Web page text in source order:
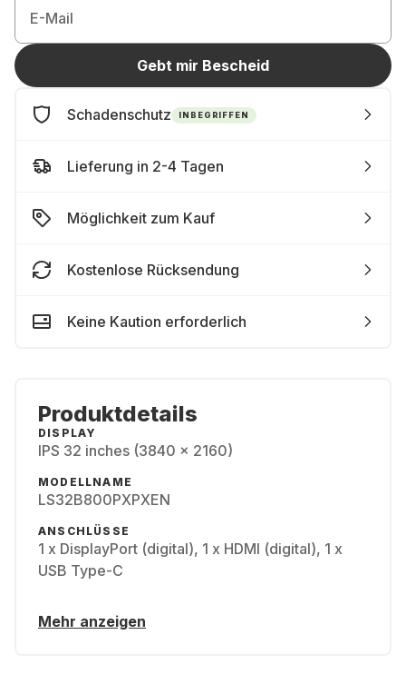
E-Mail
Gebt mir Bescheid
Schadenschutz INBEGRIFFEN
Lieferung in 2-4 Tagen
Möglichkeit zum Kauf
Kostenlose Rücksendung
Keine Kaution erforderlich
Produktdetails
DISPLAY
IPS 32 inches (3840 x 2160)
MODELLNAME
LS32B800PXPXEN
ANSCHLÜSSE
1 x DisplayPort (digital), 1 x HDMI (digital), 1 x
USB Type-C
Mehr anzeigen